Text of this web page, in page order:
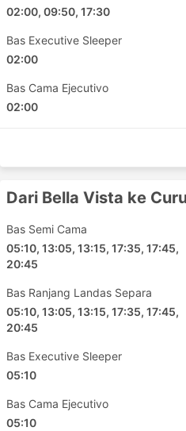
02:00, 09:50, 17:30
Bas Executive Sleeper
02:00
Bas Cama Ejecutivo
02:00
Dari Bella Vista ke
Bas Semi Cama
05:10, 13:05, 13:15, 17:35, 17:45,
20:45
Bas Ranjang Landas Separa
05:10, 13:05, 13:15, 17:35, 17:45,
20:45
Bas Executive Sleeper
05:10
Bas Cama Ejecutivo
05:10